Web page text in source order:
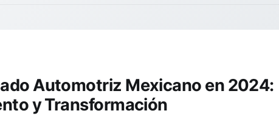
Automotriz Mexicano en 2024:
y Transformación